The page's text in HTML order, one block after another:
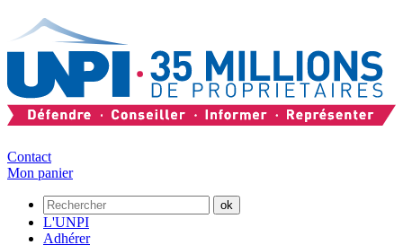
Contact
Mon panier
L'UNPI
Adhérer